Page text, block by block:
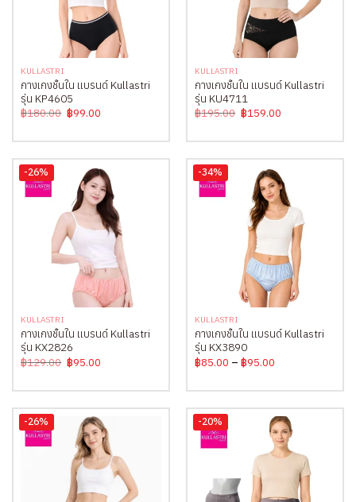
KULLASTRI
กางเกงชั้นใน แบรนด์ Kullastri
รุ่น KP4605
฿180.00 Original
price
฿180.00.
฿99.00
฿99.00.
KULLASTRI
กางเกงชั้นใน แบรนด์ Kullastri
รุ่น KU4711
฿195.00 Original
price
฿195.00.
฿159.00
฿159.00.
-26%
KULLASTRI
กางเกงชั้นใน แบรนด์ Kullastri
รุ่น KX2826
฿129.00 Original
price
฿129.00.
฿95.00
฿95.00.
-34%
KULLASTRI
กางเกงชั้นใน แบรนด์ Kullastri
รุ่น KX3890
฿85.00 – ฿95.00
through
-26% -20%